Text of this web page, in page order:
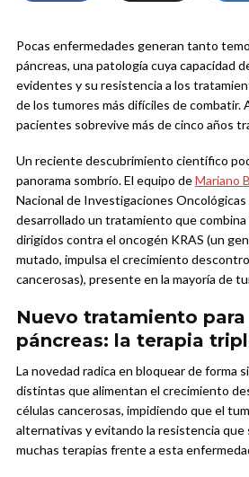
Pocas enfermedades generan tanto
páncreas, una patología cuya capacidad
evidentes y su resistencia a los
de los tumores más difíciles de combatir.
pacientes sobrevive más de cinco años
Un reciente descubrimiento científico
panorama sombrío. El equipo deMariano
Nacional de Investigaciones Oncológicas
desarrollado un tratamiento que
dirigidos contra el oncogén KRAS (un
mutado, impulsa el crecimiento
cancerosas), presente en la mayoría de
Nuevo tratamiento
páncreas: la terapia
La novedad radica en bloquear de forma
distintas que alimentan el crecimiento
células cancerosas, impidiendo que el
alternativas y evitando la resistencia que
muchas terapias frente a esta